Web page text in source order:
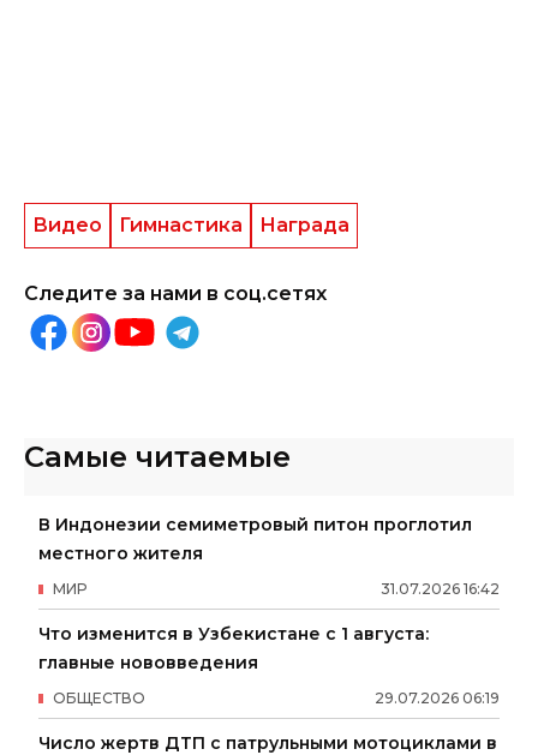
Видео Гимнастика Награда
Следите за нами в соц.сетях
Самые читаемые
В Индонезии семиметровый питон проглотил
местного жителя
31.07.2026 16:42
МИР
Что изменится в Узбекистане с 1 августа:
главные нововведения
29.07.2026 06:19
ОБЩЕСТВО
Число жертв ДТП с патрульными мотоциклами в